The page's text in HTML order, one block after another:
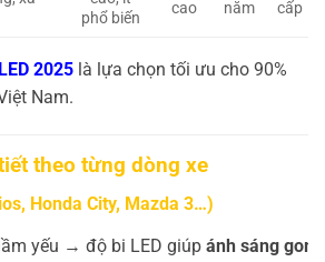
phổ biến
cao
năm
cấp
2025 là lựa chọn tối ưu cho 90%
Nam.
theo từng dòng xe
Honda City, Mazda 3…)
yếu → độ bi LED giúp ánh sáng